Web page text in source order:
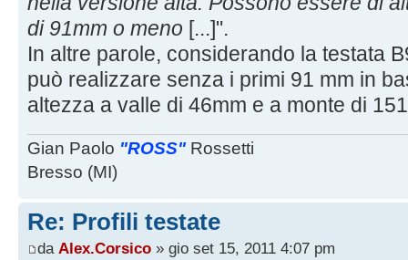
di 91mm o meno [...]".
In altre parole, considerando la testata
può realizzare senza i primi 91 mm in
altezza a valle di 46mm e a monte di
Gian Paolo "ROSS" Rossetti
Bresso (MI)
Re: Profili testate
da Alex.Corsico » gio set 15, 2011 4:07 pm